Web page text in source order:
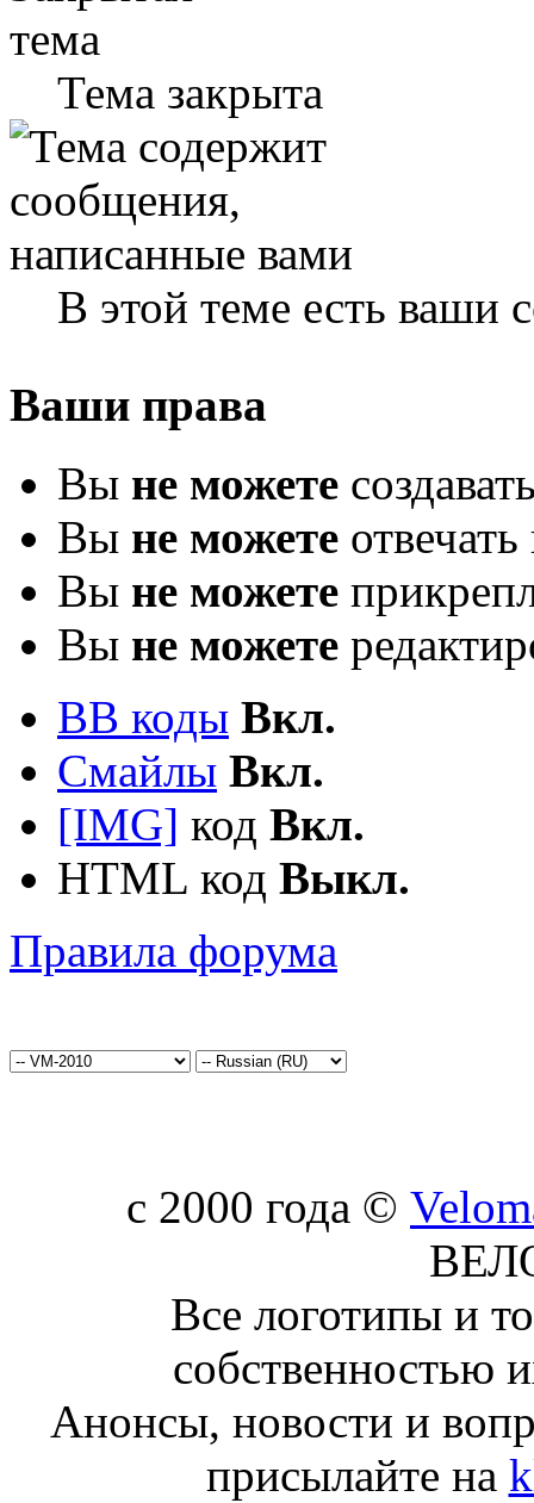
Тема закрыта
В этой теме есть ваши
Ваши права
Вы не можете
Вы не можете
Вы не можете
Вы не можете
BB коды Вкл.
Смайлы Вкл.
[IMG] код Вкл.
HTML код Выкл.
Правила форума
c 2000 года ©
Все логотипы и
собственностью
Анонсы, новости и
присылайте на